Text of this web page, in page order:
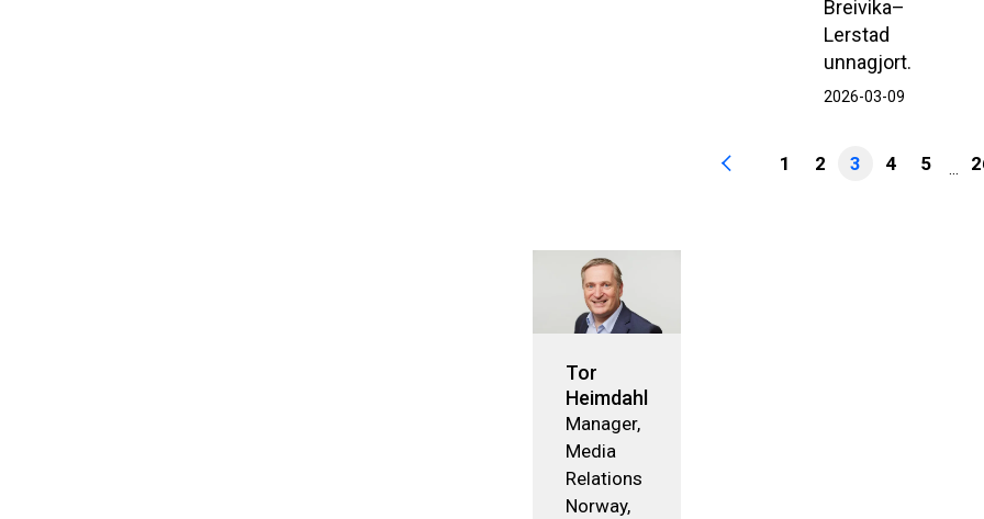
Breivika–
Lerstad
unnagjort.
2026-03-09
1 2 3 4 5 ...
Tor
Heimdahl
Manager,
Media
Relations
Norway,